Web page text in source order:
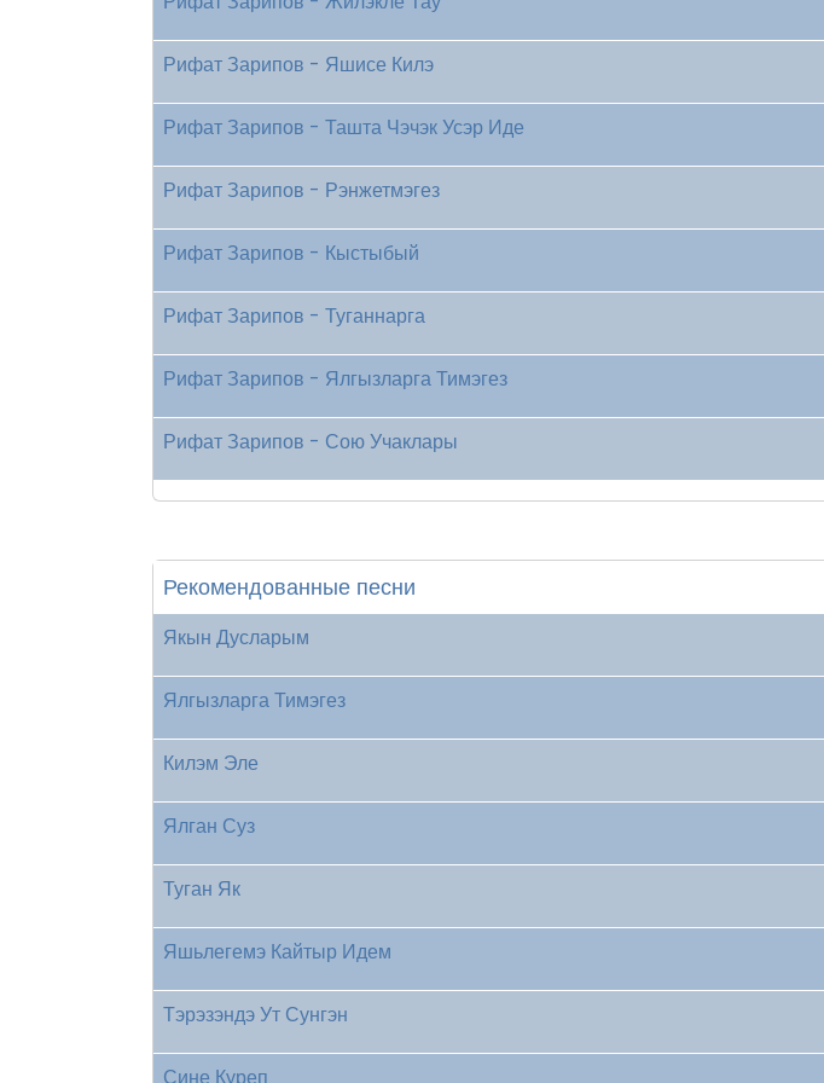
Рифат Зарипов - Яшисе Килэ
Рифат Зарипов - Ташта Чэчэк Усэр Иде
Рифат Зарипов - Рэнжетмэгез
Рифат Зарипов - Кыстыбый
Рифат Зарипов - Туганнарга
Рифат Зарипов - Ялгызларга Тимэгез
Рифат Зарипов - Сою Учаклары
Рекомендованные песни
Якын Дусларым
Ялгызларга Тимэгез
Килэм Эле
Ялган Суз
Туган Як
Яшьлегемэ Кайтыр Идем
Тэрэзэндэ Ут Сунгэн